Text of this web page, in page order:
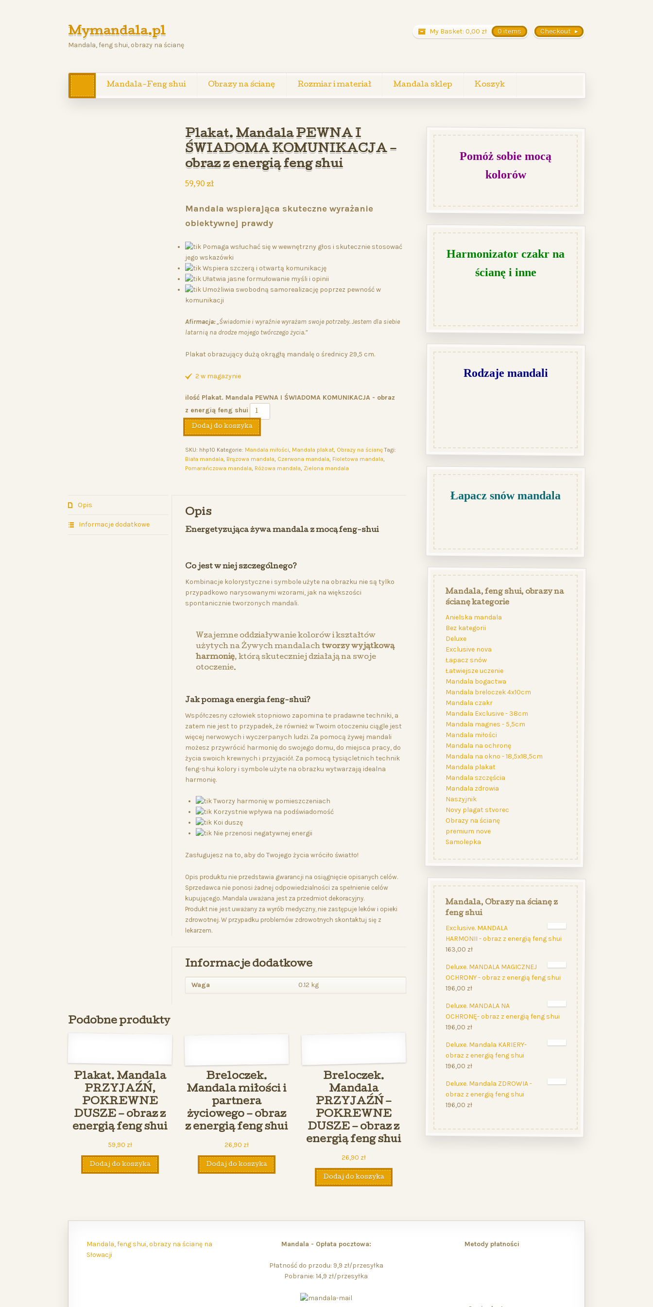
Mymandala.pl
Mandala, feng shui, obrazy na ścianę
Checkout
My Basket: 0,00 zł 0 items
Mandala-Feng shui Obrazy na ścianę Rozmiar i materiał Mandala sklep Koszyk
Plakat. Mandala PEWNA I
ŚWIADOMA KOMUNIKACJA –
obraz z energią feng shui
59,90 zł
Mandala wspierająca skuteczne wyrażanie
obiektywnej prawdy
Pomaga wsłuchać się w wewnętrzny głos i skutecznie stosować
jego wskazówki
Wspiera szczerą i otwartą komunikację
Ułatwia jasne formułowanie myśli i opinii
Umożliwia swobodną samorealizację poprzez pewność w
komunikacji
Afirmacja:„Świadomie i wyraźnie wyrażam swoje potrzeby. Jestem dla siebie
latarnią na drodze mojego twórczego życia.”
Plakat obrazujący dużą okrągłą mandalę o średnicy 29,5 cm.
2 w magazynie
ilość Plakat. Mandala PEWNA I ŚWIADOMA KOMUNIKACJA - obraz
z energią feng shui
Dodaj do koszyka
SKU: hhp10 Kategorie: Mandala miłości, Mandala plakat, Obrazy na ścianę Tagi:
Biała mandala Brązowa mandala Czerwona mandala Fioletowa mandala
Pomarańczowa mandala Różowa mandala Zielona mandala
Opis
Informacje dodatkowe
Opis
Energetyzująca żywa mandala z mocą feng-shui
Co jest w niej szczególnego?
Kombinacje kolorystyczne i symbole użyte na obrazku nie są tylko
przypadkowo narysowanymi wzorami, jak na większości
spontanicznie tworzonych mandali.
Wzajemne oddziaływanie kolorów i kształtów
użytych na Żywych mandalachtworzy wyjątkową
harmonię, którą skuteczniej działają na swoje
otoczenie.
Jak pomaga energia feng-shui?
Współczesny człowiek stopniowo zapomina te pradawne techniki, a
zatem nie jest to przypadek, że również w Twoim otoczeniu ciągle jest
więcej nerwowych i wyczerpanych ludzi. Za pomocą żywej mandali
możesz przywrócić harmonię do swojego domu, do miejsca pracy, do
życia swoich krewnych i przyjaciół. Za pomocą tysiącletnich technik
feng-shui kolory i symbole użyte na obrazku wytwarzają idealna
harmonię.
Tworzy harmonię w pomieszczeniach
Korzystnie wpływa na podświadomość
Koi duszę
Nie przenosi negatywnej energii
Zasługujesz na to, aby do Twojego życia wróciło światło!
Opis produktu nie przedstawia gwarancji na osiągnięcie opisanych celów.
Sprzedawca nie ponosi żadnej odpowiedzialności za spełnienie celów
kupującego. Mandala uważana jest za przedmiot dekoracyjny.
Produkt nie jest uważany za wyrób medyczny, nie zastępuje leków i opieki
zdrowotnej. W przypadku problemów zdrowotnych skontaktuj się z
lekarzem.
Informacje dodatkowe
Waga 0.12 kg
Podobne produkty
Plakat. Mandala
PRZYJAŹŃ,
POKREWNE
DUSZE – obraz z
energią feng shui
59,90 zł
Dodaj do koszyka
Breloczek.
Mandala miłości i
partnera
życiowego – obraz
z energią feng shui
26,90 zł
Dodaj do koszyka
Breloczek.
Mandala
PRZYJAŹŃ –
POKREWNE
DUSZE – obraz z
energią feng shui
26,90 zł
Dodaj do koszyka
Pomóż sobie mocą
kolorów
Harmonizator czakr na
ścianę i inne
Rodzaje mandali
Łapacz snów mandala
Mandala, feng shui, obrazy na
ścianę kategorie
Anielska mandala
Bez kategorii
Deluxe
Exclusive nova
Łapacz snów
Łatwiejsze uczenie
Mandala bogactwa
Mandala breloczek 4x10cm
Mandala czakr
Mandala Exclusive - 38cm
Mandala magnes - 5,5cm
Mandala miłości
Mandala na ochronę
Mandala na okno - 18,5x18,5cm
Mandala plakat
Mandala szczęścia
Mandala zdrowia
Naszyjnik
Novy plagat stvorec
Obrazy na ścianę
premium nove
Samolepka
Mandala, Obrazy na ścianę z
feng shui
Exclusive. MANDALA
HARMONII - obraz z energią feng shui
163,00 zł
Deluxe. MANDALA MAGICZNEJ
OCHRONY - obraz z energią feng shui
196,00 zł
Deluxe. MANDALA NA
OCHRONĘ- obraz z energią feng shui
196,00 zł
Deluxe. Mandala KARIERY-
obraz z energią feng shui
196,00 zł
Deluxe. Mandala ZDROWIA -
obraz z energią feng shui
196,00 zł
Mandala, feng shui, obrazy na ścianę na
Słowacji
Mandala - Opłata pocztowa:
Płatność do przodu: 9,9 zł/przesyłka
Pobranie: 14,9 zł/przesyłka
Metody płatności